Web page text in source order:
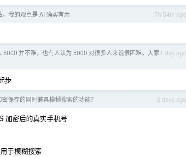
7h 54m ago
我的观点是 AI 确实有用
1 day ago
5000 并不难，也有人认为 5000 对很多人来说很困难。大家
步
2 days ago
保存的同时兼具模糊搜索的功能？
加密后的真实手机号
于模糊搜索